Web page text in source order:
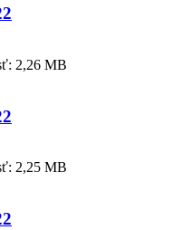
2,26 MB
2,25 MB